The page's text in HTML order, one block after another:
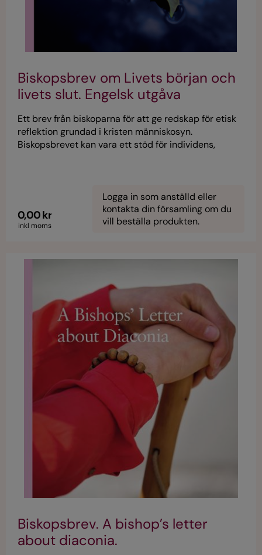
Biskopsbrev om Livets början och
livets slut. Engelsk utgåva
Ett brev från biskoparna för att ge redskap för etisk
reflektion grundad i kristen människosyn.
Biskopsbrevet kan vara ett stöd för individens,
0,00 kr
inkl moms
Logga in som anställd eller
kontakta din församling om du
vill beställa produkten.
Biskopsbrev. A bishop’s letter
about diaconia.